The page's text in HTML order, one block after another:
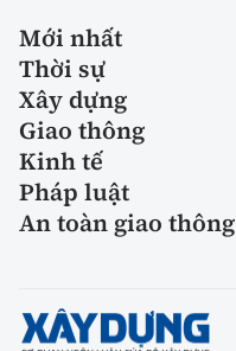
Mới nhất
Thời sự
Xây dựng
Giao thông
Kinh tế
Pháp luật
An toàn giao thông